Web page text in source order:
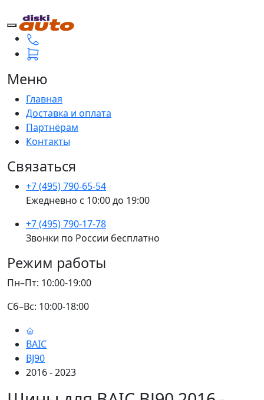
Меню
Главная
Доставка и оплата
Партнёрам
Контакты
Связаться
+7 (495) 790-65-54
Ежедневно с 10:00 до 19:00
+7 (495) 790-17-78
Звонки по России бесплатно
Режим работы
Пн–Пт: 10:00-19:00
Сб–Вс: 10:00-18:00
BAIC
BJ90
2016 - 2023